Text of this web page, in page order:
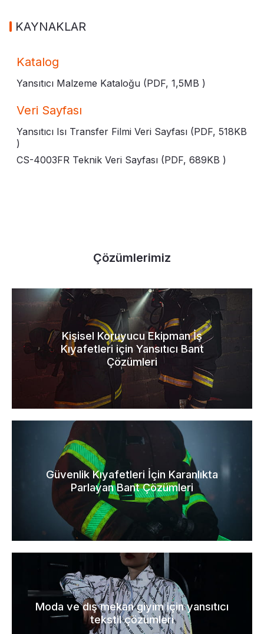
KAYNAKLAR
Katalog
Yansıtıcı Malzeme Kataloğu (PDF, 1,5MB )
Veri Sayfası
Yansıtıcı Isı Transfer Filmi Veri Sayfası (PDF, 518KB
)
CS-4003FR Teknik Veri Sayfası (PDF, 689KB )
Çözümlerimiz
Kişisel Koruyucu Ekipman İş
Kıyafetleri için Yansıtıcı Bant
Çözümleri
Güvenlik Kıyafetleri İçin Karanlıkta
Parlayan Bant Çözümleri
Moda ve dış mekan giyim için yansıtıcı
tekstil çözümleri